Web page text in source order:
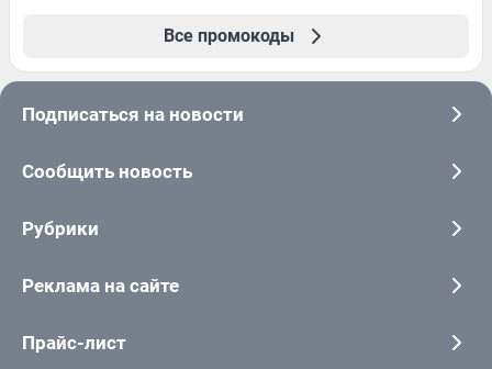
Все промокоды
Подписаться на новости
Сообщить новость
Рубрики
Реклама на сайте
Прайс-лист